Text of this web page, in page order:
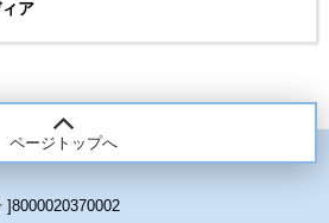
ア
ページトップへ
]8000020370002